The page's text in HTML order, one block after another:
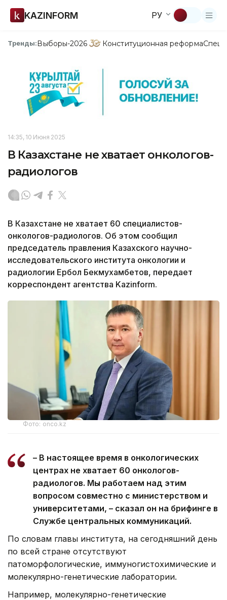
KAZINFORM РУ
Тренды:Выборы-2026 Конституционная реформа
14:35, 10 Июня 2025
В Казахстане не хватает онкологов-
радиологов
В Казахстане не хватает 60 специалистов-
онкологов-радиологов. Об этом сообщил
председатель правления Казахского научно-
исследовательского института онкологии и
радиологии Ербол Бекмухамбетов, передает
корреспондент агентства Kazinform.
Фото: onco.kz
– В настоящее время в онкологических
центрах не хватает 60 онкологов-
радиологов. Мы работаем над этим
вопросом совместно с министерством и
университетами, – сказал он на брифинге в
Службе центральных коммуникаций.
По словам главы института, на сегодняшний день
по всей стране отсутствуют
патоморфологические, иммуногистохимические и
молекулярно-генетические лаборатории.
Например, молекулярно-генетические